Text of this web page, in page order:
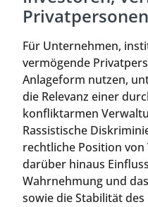
Privatpersonen
Für Unternehmen,
vermögende
Anlageform nutzen,
die Relevanz einer
konfliktarmen
Rassistische
rechtliche Position
darüber hinaus
Wahrnehmung und
sowie die Stabilität